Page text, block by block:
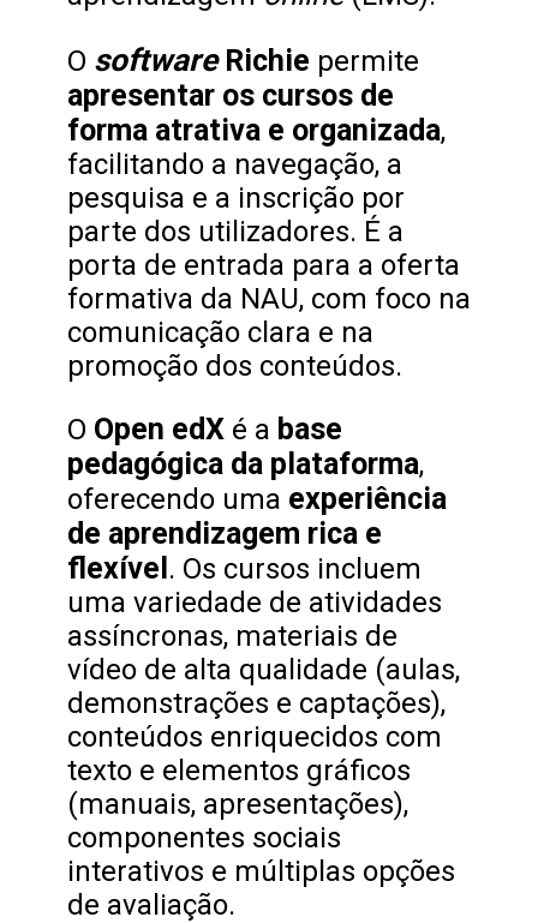
O software Richie permite
apresentar os cursos de
forma atrativa e organizada,
facilitando a navegação, a
pesquisa e a inscrição por
parte dos utilizadores. É a
porta de entrada para a oferta
formativa da NAU, com foco na
comunicação clara e na
promoção dos conteúdos.
O Open edX é a base
pedagógica da plataforma,
oferecendo uma experiência
de aprendizagem rica e
flexível. Os cursos incluem
uma variedade de atividades
assíncronas, materiais de
vídeo de alta qualidade (aulas,
demonstrações e captações),
conteúdos enriquecidos com
texto e elementos gráficos
(manuais, apresentações),
componentes sociais
interativos e múltiplas opções
de avaliação.